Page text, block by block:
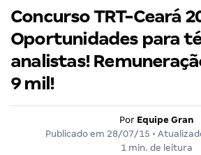
Concurso TRT-Ceará
Oportunidades para
analistas!
9 mil!
Por Equipe Gran
Publicado em 28/07/15 •
1 min. de leitura